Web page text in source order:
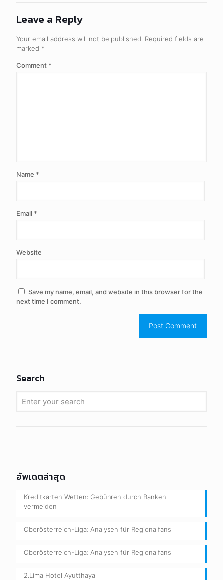
Leave a Reply
Your email address will not be published. Required fields are
marked *
Comment *
Name *
Email *
Website
Save my name, email, and website in this browser for the
next time I comment.
Search
อัพเดตล่าสุด
Kreditkarten Wetten: Gebühren durch Banken
vermeiden
Oberösterreich-Liga: Analysen für Regionalfans
Oberösterreich-Liga: Analysen für Regionalfans
2.Lima Hotel Ayutthaya